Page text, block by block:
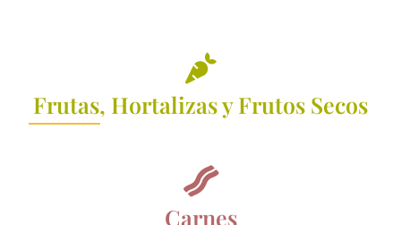

Frutas, Hortalizas y Frutos Secos

Carnes